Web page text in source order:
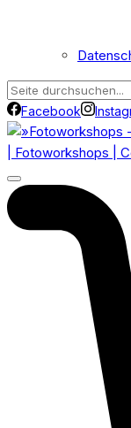
Facebook